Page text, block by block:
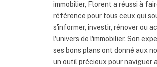
immobilier, Florent a réussi à
référence pour tous ceux qui
s'informer, investir, rénover ou
l'univers de l'immobilier. Son
ses bons plans ont donné aux
un outil précieux pour naviguer